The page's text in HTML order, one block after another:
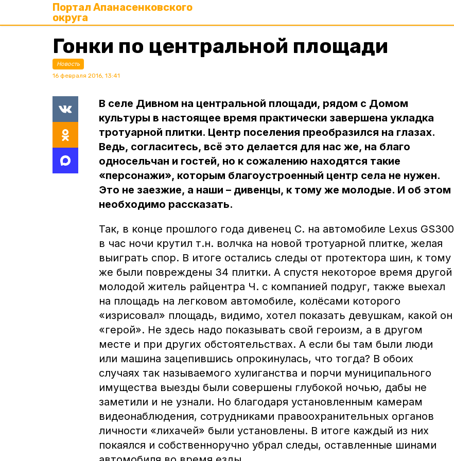
Портал Апанасенковского
округа
Гонки по центральной площади
Новость
16 февраля 2016, 13:41
В селе Дивном на центральной площади, рядом с Домом
культуры в настоящее время практически завершена укладка
тротуарной плитки. Центр поселения преобразился на глазах.
Ведь, согласитесь, всё это делается для нас же, на благо
односельчан и гостей, но к сожалению находятся такие
«персонажи», которым благоустроенный центр села не нужен.
Это не заезжие, а наши – дивенцы, к тому же молодые. И об этом
необходимо рассказать.
Так, в конце прошлого года дивенец С. на автомобиле Lexus GS300
в час ночи крутил т.н. волчка на новой тротуарной плитке, желая
выиграть спор. В итоге остались следы от протектора шин, к тому
же были повреждены 34 плитки. А спустя некоторое время другой
молодой житель райцентра Ч. с компанией подруг, также выехал
на площадь на легковом автомобиле, колёсами которого
«изрисовал» площадь, видимо, хотел показать девушкам, какой он
«герой». Не здесь надо показывать свой героизм, а в другом
месте и при других обстоятельствах. А если бы там были люди
или машина зацепившись опрокинулась, что тогда? В обоих
случаях так называемого хулиганства и порчи муниципального
имущества выезды были совершены глубокой ночью, дабы не
заметили и не узнали. Но благодаря установленным камерам
видеонаблюдения, сотрудниками правоохранительных органов
личности «лихачей» были установлены. В итоге каждый из них
покаялся и собственноручно убрал следы, оставленные шинами